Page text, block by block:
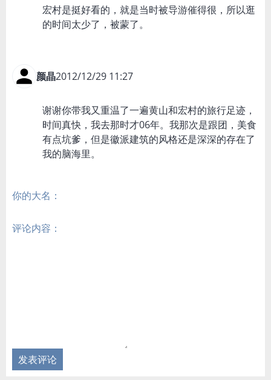
宏村是挺好看的，就是当时被导游催得很，所以逛
的时间太少了，被蒙了。
颜晶2012/12/29 11:27
谢谢你带我又重温了一遍黄山和宏村的旅行足迹，
时间真快，我去那时才06年。我那次是跟团，美食
有点坑爹，但是徽派建筑的风格还是深深的存在了
我的脑海里。
你的大名：
评论内容：
发表评论